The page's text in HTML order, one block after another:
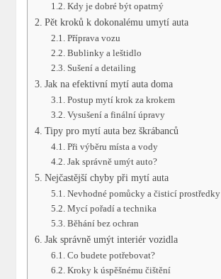
Kdy je dobré být opatrný
Pět kroků k dokonalému umytí auta
Příprava vozu
Bublinky a leštidlo
Sušení a detailing
Jak na efektivní mytí auta doma
Postup mytí krok za krokem
Vysušení a finální úpravy
Tipy pro mytí auta bez škrábanců
Při výběru místa a vody
Jak správně umýt auto?
Nejčastější chyby při mytí auta
Nevhodné pomůcky a čisticí prostředky
Mycí pořadí a technika
Běhání bez ochran
Jak správně umýt interiér vozidla
Co budete potřebovat?
Kroky k úspěšnému čištění